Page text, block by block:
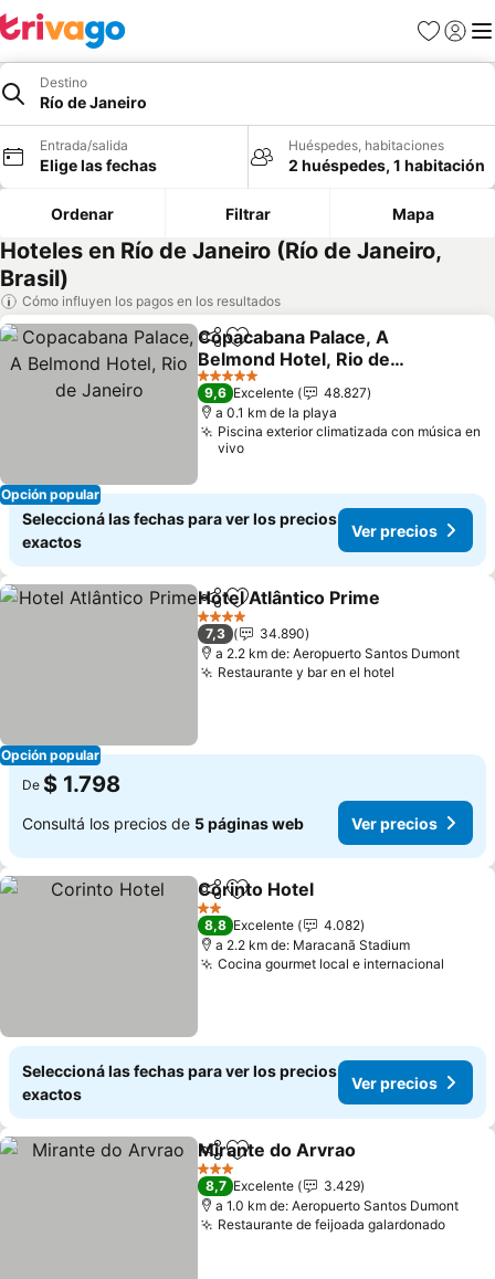
Favoritos
Iniciar
Destino
Río de Janeiro
Entrada/salida
Elige las fechas
Huéspedes, habitaciones
2 huéspedes, 1 habitación
Ordenar Filtrar Mapa
Hoteles en Río de Janeiro (Río de Janeiro,
Brasil)
Cómo influyen los pagos en los resultados
Opción popular
CompartirAñadir a favoritos
Copacabana Palace, A
Belmond Hotel, Rio de
Janeiro
Ver precios
5 Estrellas
9,6 Excelente
48.827
a 0.1 km de la playa
Piscina exterior climatizada con música en
vivo
Seleccioná las fechas para ver los precios
exactos
Ver precios
Opción popular
CompartirAñadir a favoritos
Hotel Atlântico Prime
4 Estrellas
7,3
34.890
a 2.2 km de: Aeropuerto Santos Dumont
Restaurante y bar en el hotel
De $ 1.798
Consultá los precios de 5 páginas web Ver precios
CompartirAñadir a favoritos
Corinto Hotel
2 Estrellas
8,8 Excelente
4.082
a 2.2 km de: Maracanã Stadium
Cocina gourmet local e internacional
Seleccioná las fechas para ver los precios
exactos
Ver precios
CompartirAñadir a favoritos
Mirante do Arvrao
3 Estrellas
8,7 Excelente
3.429
a 1.0 km de: Aeropuerto Santos Dumont
Restaurante de feijoada galardonadoVer